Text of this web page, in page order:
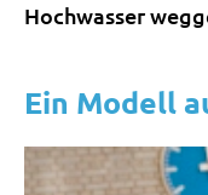
Hochwasser
Ein Modell